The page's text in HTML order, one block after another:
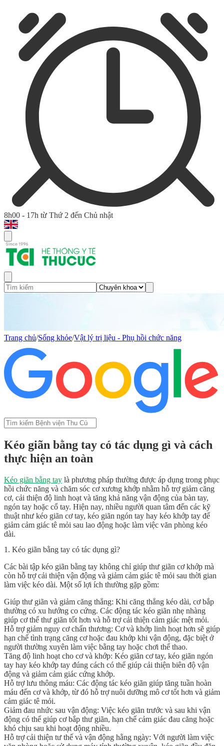
8h00 - 17h từ Thứ 2 đến Chủ nhật
Trang chủ/Sống khỏe/Vật lý trị liệu - Phụ hồi chức năng
Kéo giãn bằng tay có tác dụng gì và cách
thực hiện an toàn
Kéo giãn bằng tay là phương pháp thường được áp dụng trong phục
hồi chức năng và chăm sóc cơ xương khớp nhằm hỗ trợ giảm căng
cơ, cải thiện độ linh hoạt và tăng khả năng vận động của bàn tay,
ngón tay hoặc cổ tay. Hiện nay, nhiều người quan tâm đến các kỹ
thuật như kéo giãn cơ tay, kéo giãn ngón tay hay kéo khớp tay để
giảm cảm giác tê mỏi sau lao động hoặc làm việc văn phòng kéo
dài.
1. Kéo giãn bằng tay có tác dụng gì?
Các bài tập kéo giãn bằng tay không chỉ giúp thư giãn cơ khớp mà
còn hỗ trợ cải thiện vận động và giảm cảm giác tê mỏi sau thời gian
làm việc kéo dài. Một số lợi ích thường gặp gồm:
Giúp thư giãn và giảm căng thẳng: Khi căng thẳng kéo dài, cơ bắp
thường có xu hướng co cứng. Các động tác kéo giãn nhẹ nhàng
giúp cơ thể thư giãn tốt hơn và hỗ trợ cải thiện cảm giác mệt mỏi.
Hỗ trợ giảm nguy cơ chấn thương: Cơ và khớp linh hoạt hơn sẽ giúp
hạn chế tình trạng căng cơ hoặc đau khớp khi vận động, đặc biệt ở
người thường xuyên làm việc bằng tay hoặc chơi thể thao.
Tăng độ linh hoạt cho cơ và khớp: Kéo giãn cơ tay, kéo giãn ngón
tay hay kéo khớp tay đúng cách có thể giúp cải thiện biên độ vận
động và giảm cảm giác cứng khớp.
Hỗ trợ lưu thông máu: Các động tác kéo giãn giúp tăng tuần hoàn
máu đến cơ và khớp, từ đó hỗ trợ nuôi dưỡng mô cơ tốt hơn và giảm
cảm giác tê mỏi.
Giảm đau nhức sau vận động: Việc kéo giãn trước và sau khi vận
động có thể giúp cơ bắp thư giãn, hạn chế cảm giác đau căng hoặc
khó chịu sau khi hoạt động nhiều.
Hỗ trợ cải thiện tư thế và vận động hằng ngày: Với người làm việc